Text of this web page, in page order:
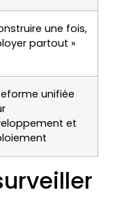
une fois,
partout »
unifiée
et